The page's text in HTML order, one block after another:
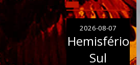
2026-08-07
Hemisfério
Sul